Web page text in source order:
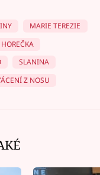
MARIE TEREZIE
HOREČKA
SLANINA
Z NOSU